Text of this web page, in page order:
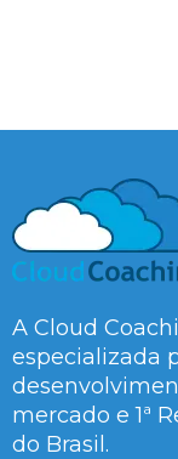
A Cloud
especializada
mercado e 1ª
do Brasil.